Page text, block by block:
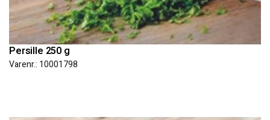
Persille 250 g
Varenr.: 10001798